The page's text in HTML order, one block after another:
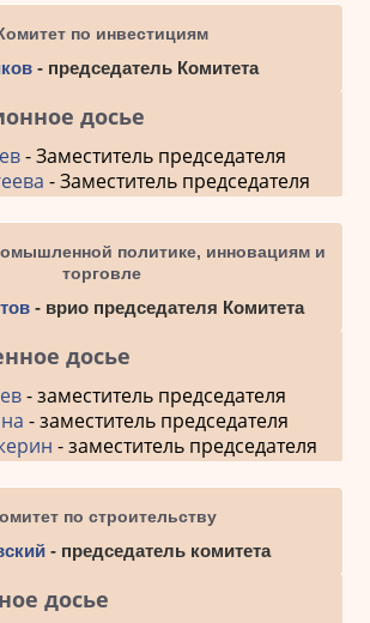
по инвестициям
- председатель Комитета
досье
- Заместитель председателя
- Заместитель председателя
политике, инновациям и
торговле
- врио председателя Комитета
досье
- заместитель председателя
- заместитель председателя
- заместитель председателя
по строительству
- председатель комитета
досье